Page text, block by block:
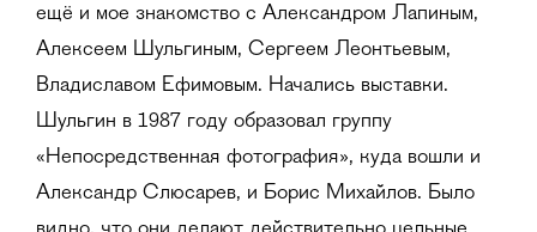
ещё и мое знакомство с Александром Лапиным,
Алексеем Шульгиным, Сергеем Леонтьевым,
Владиславом Ефимовым. Начались выставки.
Шульгин в 1987 году образовал группу
«Непосредственная фотография», куда вошли и
Александр Слюсарев, и Борис Михайлов. Было